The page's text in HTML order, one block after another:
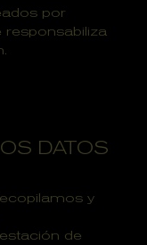
por
responsabiliza
DATOS
y
de